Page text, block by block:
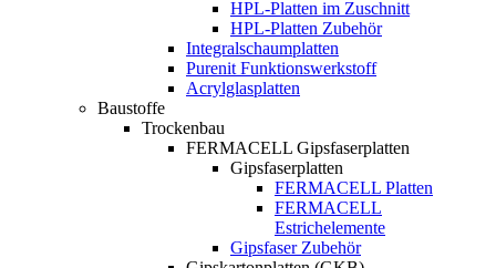
HPL-Platten im Zuschnitt
HPL-Platten Zubehör
Integralschaumplatten
Purenit Funktionswerkstoff
Acrylglasplatten
Baustoffe
Trockenbau
FERMACELL Gipsfaserplatten
Gipsfaserplatten
FERMACELL Platten
FERMACELL
Estrichelemente
Gipsfaser Zubehör